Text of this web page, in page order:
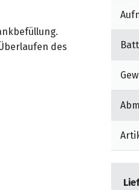
des
Eindosierung
der